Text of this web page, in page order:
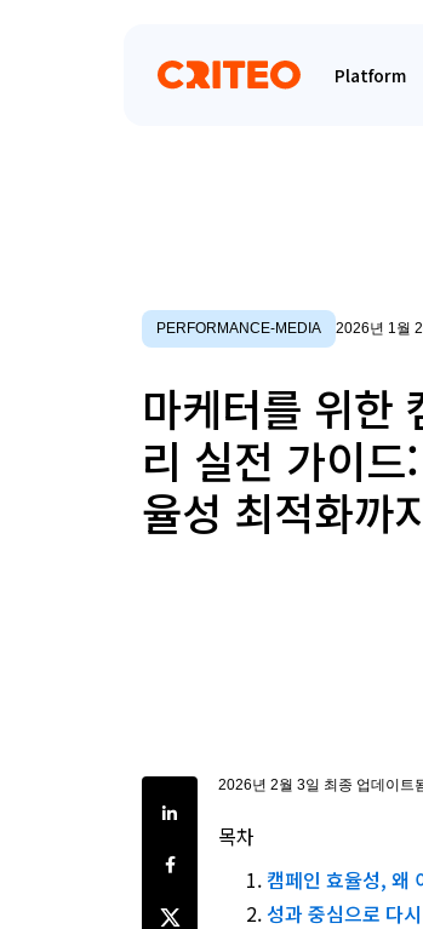
Platform
PERFORMANCE-MEDIA 2026년 1월
마케터를 위한
리 실전 가이
율성 최적화까
Share on LinkedIn
Share on Facebook
Share on Twitter
2026년 2월 3일 최종 업데이트
목차
캠페인 효율성, 왜
성과 중심으로 다